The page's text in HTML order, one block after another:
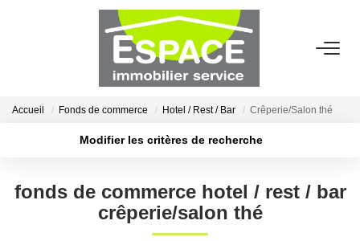
VENTES
GESTION LOCATIVE
Accueil Fonds de commerce Hotel / Rest / Bar Crêperie/Salon thé
Modifier les critères de recherche
Type de bien
Surface min
fonds de commerce hotel / rest / bar
crêperie/salon thé